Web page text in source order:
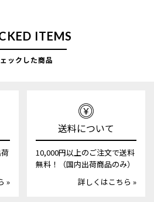
ITEMS
ックした商品
»
送料について
10,000円以上のご注文で送料
無料！（国内出荷商品のみ）
詳しくはこちら »